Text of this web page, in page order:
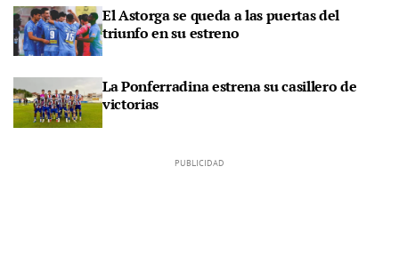
El Astorga se queda a las puertas del
triunfo en su estreno
La Ponferradina estrena su casillero de
victorias